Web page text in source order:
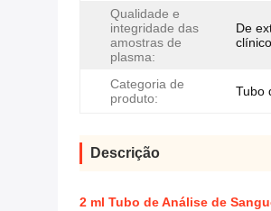
Qualidade e
integridade das
amostras de
plasma:
De
Categoria de
produto:
Tubo
Descrição
2 ml Tubo de Análise de